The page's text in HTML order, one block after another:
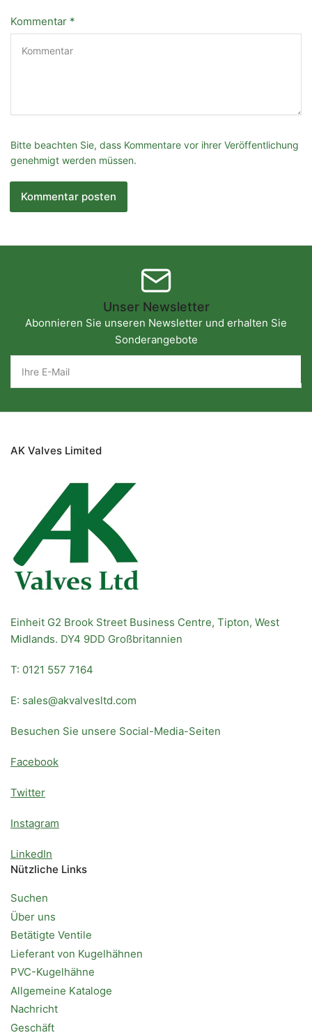
Kommentar *
Bitte beachten Sie, dass Kommentare vor ihrer Veröffentlichung
genehmigt werden müssen.
Unser Newsletter
Abonnieren Sie unseren Newsletter und erhalten Sie
Sonderangebote
Mail
AK Valves Limited
Einheit G2 Brook Street Business Centre, Tipton, West
Midlands. DY4 9DD Großbritannien
T: 0121 557 7164
E: sales@akvalvesltd.com
Besuchen Sie unsere Social-Media-Seiten
Facebook
Twitter
Instagram
LinkedIn
Nützliche Links
Suchen
Über uns
Betätigte Ventile
Lieferant von Kugelhähnen
PVC-Kugelhähne
Allgemeine Kataloge
Nachricht
Geschäft